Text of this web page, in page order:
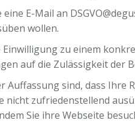
eine E-Mail an
wollen.
Einwilligung zu einem
auf die Zulässigkeit der
Auffassung sind, dass
nicht zufriedenstellend
Sie ihre Webseite